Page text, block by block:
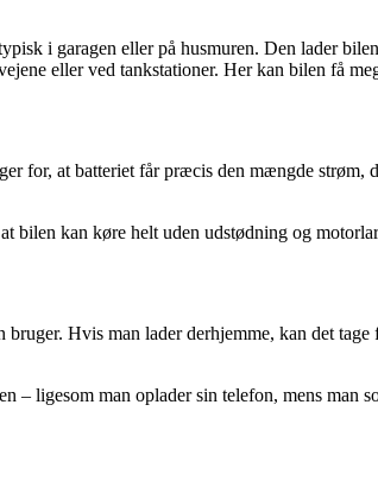
i garagen eller på husmuren. Den lader
eller ved tankstationer. Her kan bilen få
for, at batteriet får præcis den mængde
bilen kan køre helt uden udstødning og
Hvis man lader derhjemme, kan det
– ligesom man oplader sin telefon, mens man